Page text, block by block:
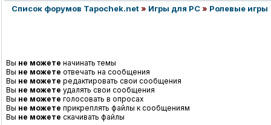
Список форумов Tapochek.net» Игры для PC» Ролевые игры
Вы не можете начинать темы
Вы не можете отвечать на сообщения
Вы не можете редактировать свои сообщения
Вы не можете удалять свои сообщения
Вы не можете голосовать в опросах
Вы не можете прикреплять файлы к сообщениям
Вы не можете скачивать файлы